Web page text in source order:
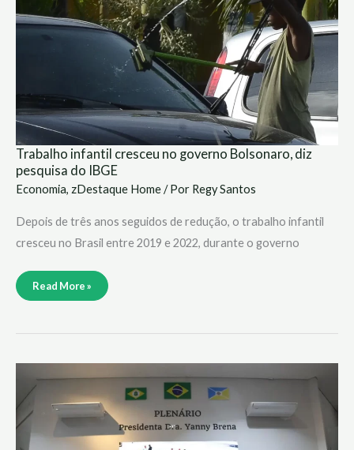
Trabalho infantil cresceu no governo Bolsonaro, diz
pesquisa do IBGE
Economia, zDestaque Home/ Por Regy Santos
Depois de três anos seguidos de redução, o trabalho infantil
cresceu no Brasil entre 2019 e 2022, durante o governo
Bolsonaro,
diz
pesquisa
do
Read More »
Fomento
ao
setor
industrial
tema
audiência
pública